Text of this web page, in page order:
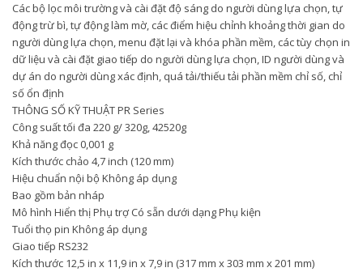
Các bộ lọc môi trường và cài đặt độ sáng do người dùng lựa chọn, tự
động trừ bì, tự động làm mờ, các điểm hiệu chỉnh khoảng thời gian do
người dùng lựa chọn, menu đặt lại và khóa phần mềm, các tùy chọn in
dữ liệu và cài đặt giao tiếp do người dùng lựa chọn, ID người dùng và
dự án do người dùng xác định, quá tải/thiếu tải phần mềm chỉ số, chỉ
số ổn định
THÔNG SỐ KỸ THUẬT PR Series
Công suất tối đa 220 g/ 320g, 42520g
Khả năng đọc 0,001 g
Kích thước chảo 4,7 inch (120 mm)
Hiệu chuẩn nội bộ Không áp dụng
Bao gồm bản nháp
Mô hình Hiển thị Phụ trợ Có sẵn dưới dạng Phụ kiện
Tuổi thọ pin Không áp dụng
Giao tiếp RS232
Kích thước 12,5 in x 11,9 in x 7,9 in (317 mm x 303 mm x 201 mm)